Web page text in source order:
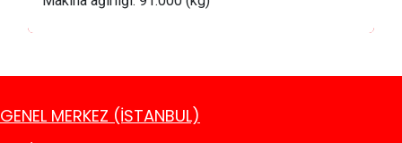
GENEL MERKEZ (İSTANBUL)